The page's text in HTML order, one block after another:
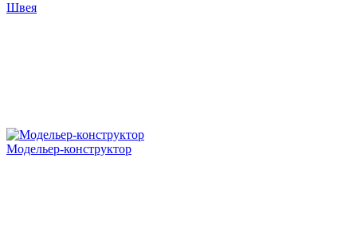
Швея
Модельер-конструктор